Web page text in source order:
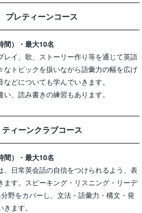
レティーンコース
間）・最大10名
レイ、歌、ストーリー作り等を通じて英語
なトピックを扱いながら語彙力の幅を広げ
どについても学んでいきます。
、読み書きの練習もあります。
ィーンクラブコース
間）・最大10名
、日常英会話の自信をつけられるよう、表
ます。スピーキング・リスニング・リーデ
野をカバーし、文法・語彙力・構文・発
ます。